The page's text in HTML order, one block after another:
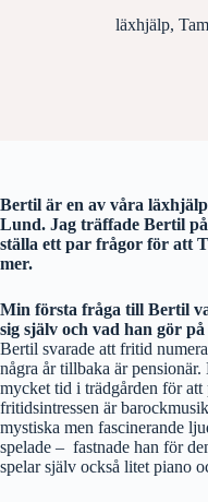
läxhjälp,
Bertil är en av våra
Lund. Jag träffade Bertil
ställa ett par frågor för att
mer.
Min första fråga till Bertil
sig själv och vad han gör
Bertil svarade att fritid
några år tillbaka är pensionär.
mycket tid i trädgården för att
fritidsintressen är
mystiska men fascinerande
spelade – fastnade han för
spelar själv också litet piano